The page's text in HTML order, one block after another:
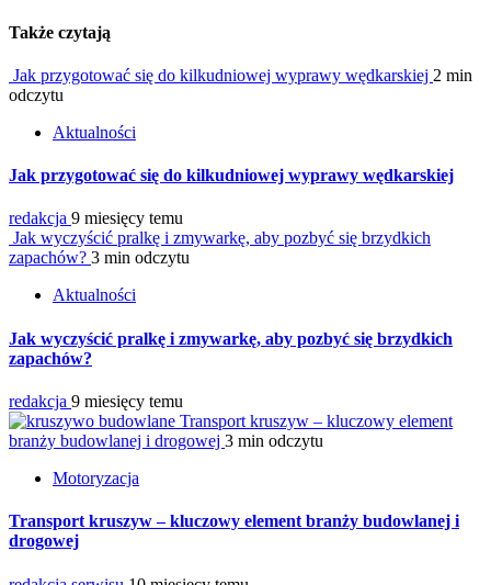
Także czytają
Jak przygotować się do kilkudniowej wyprawy wędkarskiej 2 min
odczytu
Aktualności
Jak przygotować się do kilkudniowej wyprawy wędkarskiej
redakcja 9 miesięcy temu
Jak wyczyścić pralkę i zmywarkę, aby pozbyć się brzydkich
zapachów? 3 min odczytu
Aktualności
Jak wyczyścić pralkę i zmywarkę, aby pozbyć się brzydkich
zapachów?
redakcja 9 miesięcy temu
Transport kruszyw – kluczowy element
branży budowlanej i drogowej 3 min odczytu
Motoryzacja
Transport kruszyw – kluczowy element branży budowlanej i
drogowej